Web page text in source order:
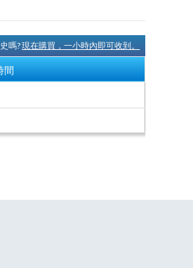
嗎?現在購買，一小時內即可收到。
間